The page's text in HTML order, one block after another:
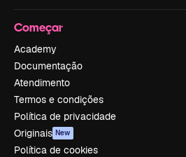
Começar
Academy
Documentação
Atendimento
Termos e condições
Política de privacidade
Originais New
Política de cookies